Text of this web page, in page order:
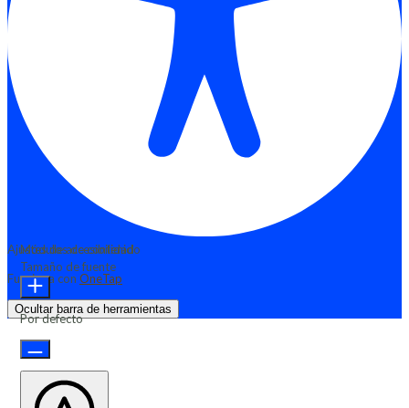
Ajustes de accesibilidad
Funciona con OneTap
Ocultar barra de herramientas
Módulos de contenido
Tamaño de fuente
Por defecto